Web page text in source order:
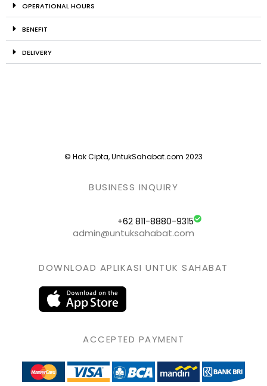
OPERATIONAL HOURS
BENEFIT
DELIVERY
© Hak Cipta, UntukSahabat.com 2023
BUSINESS INQUIRY
+62 811-8880-9315
admin@untuksahabat.com
DOWNLOAD APLIKASI UNTUK SAHABAT
ACCEPTED PAYMENT